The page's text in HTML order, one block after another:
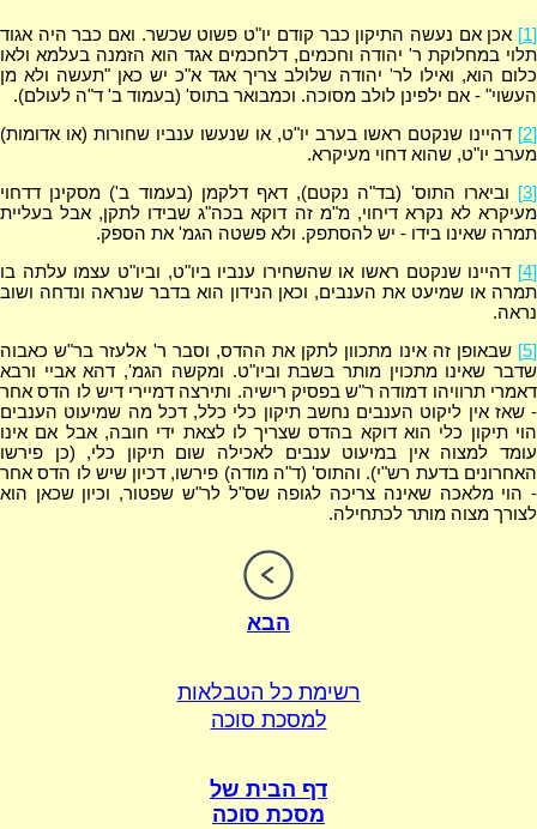
[1]
אכן אם נעשה התיקון כבר קודם יו"ט פשוט שכשר. ואם כבר היה אגוד
תלוי במחלוקת ר' יהודה וחכמים, דלחכמים אגד הוא הזמנה בעלמא ולאו
כלום הוא, ואילו לר' יהודה שלולב צריך אגד א"כ יש כאן "תעשה ולא מן
העשוי" - אם ילפינן לולב מסוכה. וכמבואר בתוס' (בעמוד ב' ד"ה לעולם).
[2]
דהיינו שנקטם ראשו בערב יו"ט, או שנעשו ענביו שחורות (או אדומות)
מערב יו"ט, שהוא דחוי מעיקרא.
[3]
וביארו התוס' (בד"ה נקטם), דאף דלקמן (בעמוד ב') מסקינן דדחוי
מעיקרא לא נקרא דיחוי, מ"מ זה דוקא בכה"ג שבידו לתקן, אבל בעליית
תמרה שאינו בידו - יש להסתפק. ולא פשטה הגמ' את הספק.
[4]
דהיינו שנקטם ראשו או שהשחירו ענביו ביו"ט, וביו"ט עצמו עלתה בו
תמרה או שמיעט את הענבים, וכאן הנידון הוא בדבר שנראה ונדחה ושוב
נראה.
[5]
שבאופן זה אינו מתכוון לתקן את ההדס, וסבר ר' אלעזר בר"ש כאבוה
שדבר שאינו מתכוין מותר בשבת וביו"ט. ומקשה הגמ', דהא אביי ורבא
דאמרי תרוויהו דמודה ר"ש בפסיק רישיה. ותירצה דמיירי דיש לו הדס אחר
- שאז אין ליקוט הענבים נחשב תיקון כלי כלל, דכל מה שמיעוט הענבים
הוי תיקון כלי הוא דוקא בהדס שצריך לו לצאת ידי חובה, אבל אם אינו
עומד למצוה אין במיעוט ענבים לאכילה שום תיקון כלי, (כן פירשו
האחרונים בדעת רש"י). והתוס' (ד"ה מודה) פירשו, דכיון שיש לו הדס אחר
- הוי מלאכה שאינה צריכה לגופה שס"ל לר"ש שפטור, וכיון שכאן הוא
לצורך מצוה מותר לכתחילה.
הבא
רשימת כל הטבלאות
למסכת סוכה
דף הבית של
מסכת סוכה